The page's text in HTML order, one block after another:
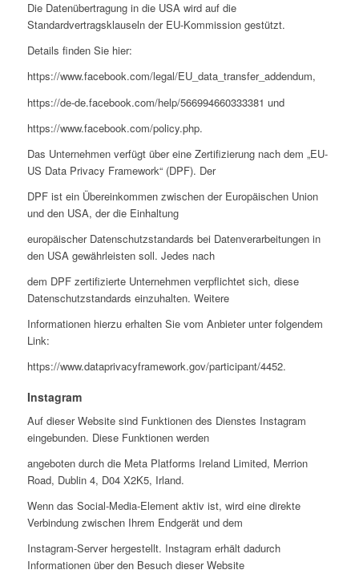
Die Datenübertragung in die USA wird auf die
Standardvertragsklauseln der EU-Kommission gestützt.
Details finden Sie hier:
https://www.facebook.com/legal/EU_data_transfer_addendum,
https://de-de.facebook.com/help/566994660333381 und
https://www.facebook.com/policy.php.
Das Unternehmen verfügt über eine Zertifizierung nach dem „EU-
US Data Privacy Framework“ (DPF). Der
DPF ist ein Übereinkommen zwischen der Europäischen Union
und den USA, der die Einhaltung
europäischer Datenschutzstandards bei Datenverarbeitungen in
den USA gewährleisten soll. Jedes nach
dem DPF zertifizierte Unternehmen verpflichtet sich, diese
Datenschutzstandards einzuhalten. Weitere
Informationen hierzu erhalten Sie vom Anbieter unter folgendem
Link:
https://www.dataprivacyframework.gov/participant/4452.
Instagram
Auf dieser Website sind Funktionen des Dienstes Instagram
eingebunden. Diese Funktionen werden
angeboten durch die Meta Platforms Ireland Limited, Merrion
Road, Dublin 4, D04 X2K5, Irland.
Wenn das Social-Media-Element aktiv ist, wird eine direkte
Verbindung zwischen Ihrem Endgerät und dem
Instagram-Server hergestellt. Instagram erhält dadurch
Informationen über den Besuch dieser Website